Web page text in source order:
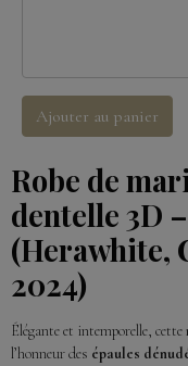
Ajouter au panier
Robe de
dentelle 3D
(Herawhite,
2024)
Élégante et intemporelle, cette
l’honneur des épaules